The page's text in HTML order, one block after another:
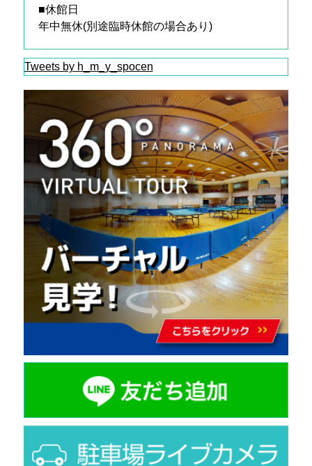
■休館日
年中無休(別途臨時休館の場合あり)
Tweets by h_m_y_spocen